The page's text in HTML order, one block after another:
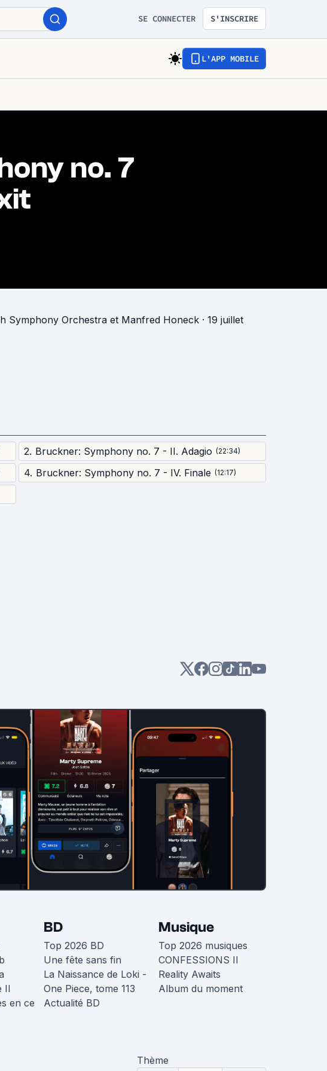
SE CONNECTER S'INSCRIRE
L'APP MOBILE
no. 7
Symphony Orchestra et Manfred Honeck · 19 juillet
2. Bruckner: Symphony no. 7 - II. Adagio (22:34)
4. Bruckner: Symphony no. 7 - IV. Finale (12:17)
II
en ce
BD
Top 2026 BD
Une fête sans fin
La Naissance de Loki -
One Piece, tome 113
Actualité BD
Musique
Top 2026 musiques
CONFESSIONS II
Reality Awaits
Album du moment
Thème